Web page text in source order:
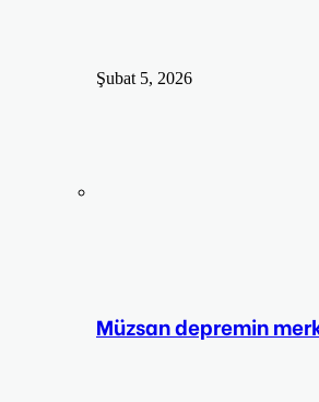
Şubat 5, 2026
Müzsan depremin